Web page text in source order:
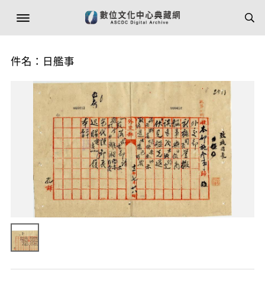
件名：日艦事